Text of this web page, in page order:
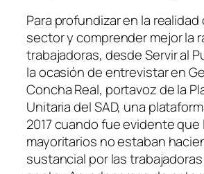
Para profundizar en la
sector y comprender mejor la
trabajadoras, desdeServir al
la ocasión de entrevistar en
Concha Real, portavoz de la
Unitaria del SAD, una
2017 cuando fue evidente
mayoritarios no estaban
sustancial por las